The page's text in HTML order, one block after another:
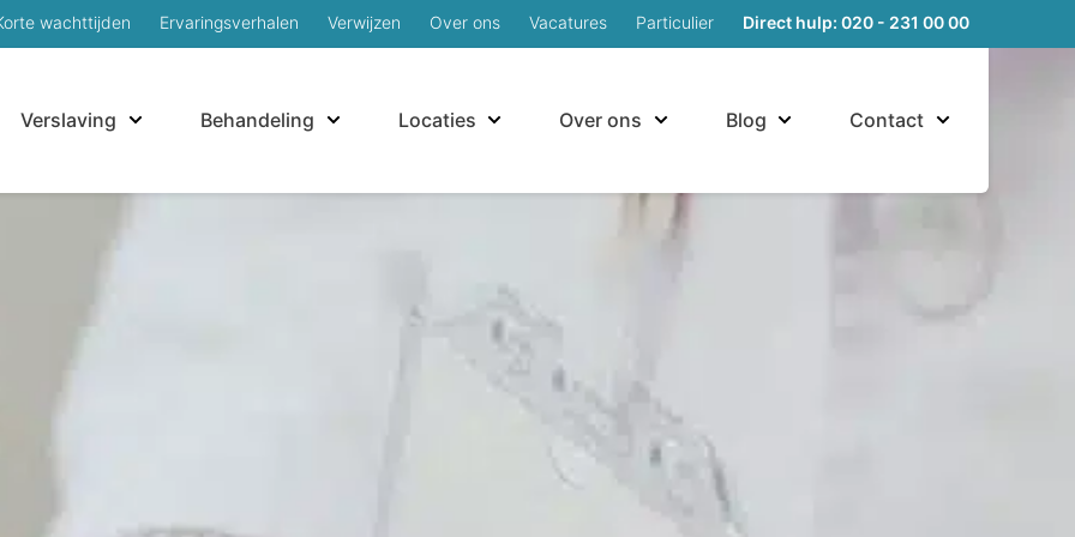
wachttijden Ervaringsverhalen Verwijzen Over ons Vacatures Particulier Direct hulp: 020 - 231 00 00
Verslaving Behandeling Locaties Over ons Blog Contact